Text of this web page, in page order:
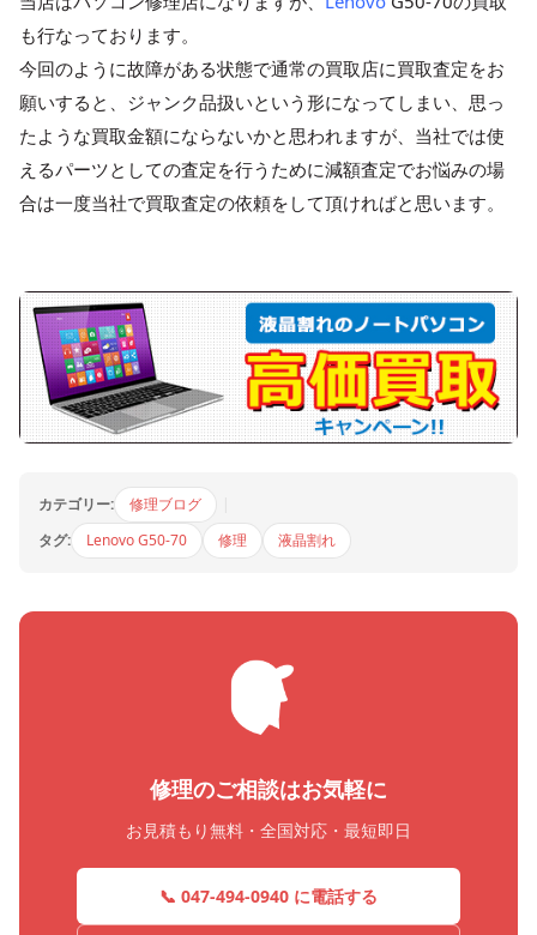
も行なっております。
今回のように故障がある状態で通常の買取店に買取査定をお
願いすると、ジャンク品扱いという形になってしまい、思っ
たような買取金額にならないかと思われますが、当社では使
えるパーツとしての査定を行うために減額査定でお悩みの場
合は一度当社で買取査定の依頼をして頂ければと思います。
カテゴリー: 修理ブログ
タグ:
Lenovo G50-70 修理 液晶割れ
修理のご相談はお気軽に
お見積もり無料・全国対応・最短即日
📞 047-494-0940 に電話する